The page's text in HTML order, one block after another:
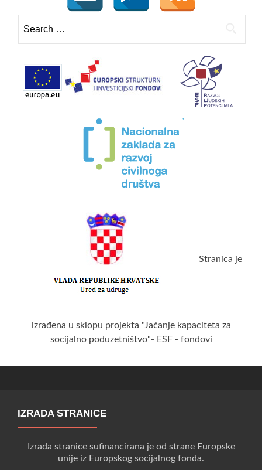
for:
Stranica je
izrađena u sklopu projekta "Jačanje kapaciteta za
socijalno poduzetništvo"- ESF - fondovi
IZRADA STRANICE
Izrada stranice sufinancirana je od strane Europske
unije iz Europskog socijalnog fonda.